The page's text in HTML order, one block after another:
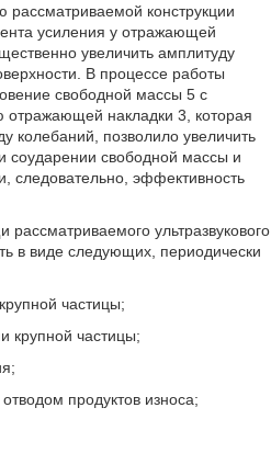
рассматриваемой конструкции
усиления у отражающей
увеличить амплитуду
В процессе работы
свободной массы 5 с
накладки 3, которая
колебаний, позволило увеличить
соударении свободной массы и
следовательно, эффективность
ультразвукового
в виде следующих, периодически
частицы;
крупной частицы;
продуктов износа;